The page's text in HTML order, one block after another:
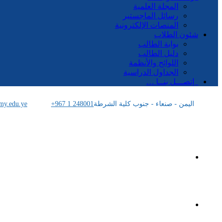
المجلة العلمية
رسائل الماجستير
المنصات الإلكترونية
شئون الطلاب
بوابة الطالب
دليل الطالب
اللوائح والأنظمة
الجداول الدراسية
إتصـــل بنــا …
اليمن - صنعاء - جنوب كلية الشرطة+967 1 248001